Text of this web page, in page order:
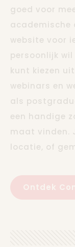
goed voor
academische
website voor
persoonlijk
kunt kiezen
webinars en
als
een handige
maat vinden.
locatie, of
Ontdek